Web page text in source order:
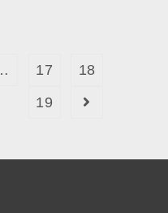
17
18
19